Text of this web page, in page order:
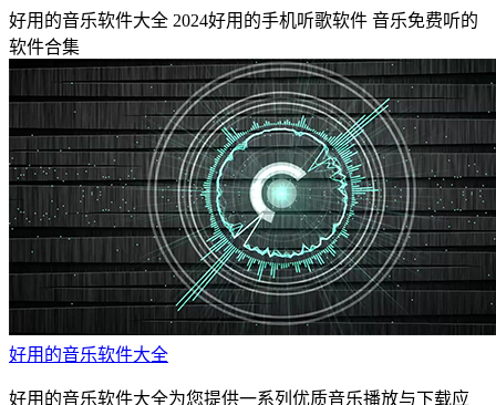
好用的音乐软件大全 2024好用的手机听歌软件 音乐免费听的
软件合集
好用的音乐软件大全
好用的音乐软件大全为您提供一系列优质音乐播放与下载应